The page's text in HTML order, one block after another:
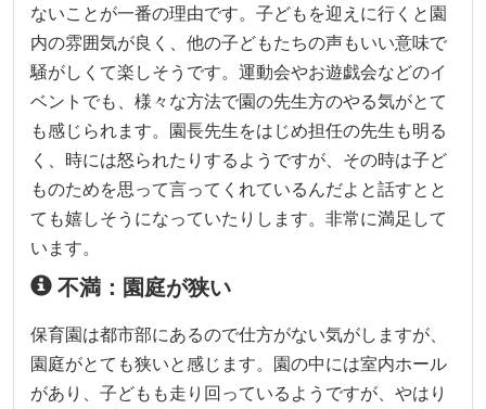
ないことが一番の理由です。子どもを迎えに行くと園
内の雰囲気が良く、他の子どもたちの声もいい意味で
騒がしくて楽しそうです。運動会やお遊戯会などのイ
ベントでも、様々な方法で園の先生方のやる気がとて
も感じられます。園長先生をはじめ担任の先生も明る
く、時には怒られたりするようですが、その時は子ど
ものためを思って言ってくれているんだよと話すとと
ても嬉しそうになっていたりします。非常に満足して
います。
不満：園庭が狭い
保育園は都市部にあるので仕方がない気がしますが、
園庭がとても狭いと感じます。園の中には室内ホール
があり、子どもも走り回っているようですが、やはり